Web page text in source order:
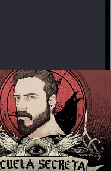
desde su origen en
En este episodio de